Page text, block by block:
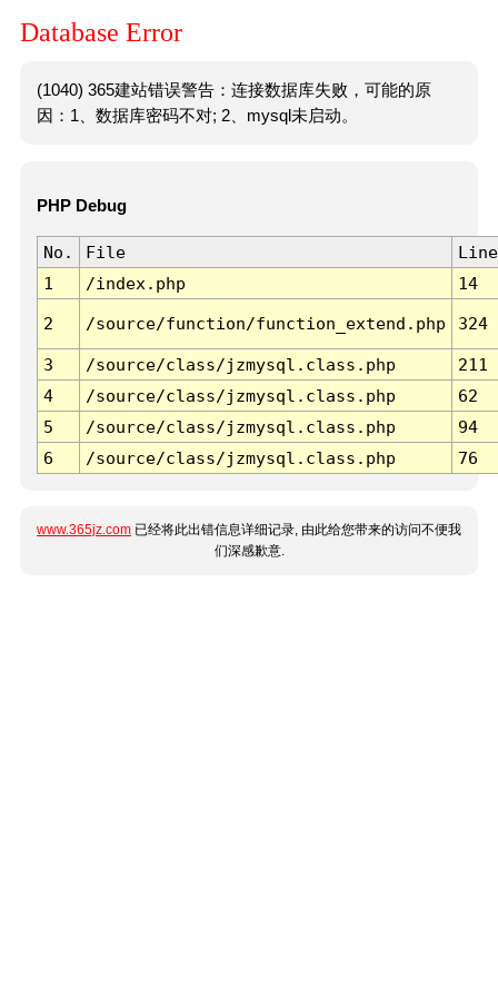
Database Error
(1040) 365建站错误警告：连接数据库失败，可能的原
因：1、数据库密码不对; 2、mysql未启动。
PHP Debug
No. File
Line
1
/index.php 14
2 /source/function/function_extend.php 324
3 /source/class/jzmysql.class.php
211
4
/source/class/jzmysql.class.php
62
5
/source/class/jzmysql.class.php
94
6
/source/class/jzmysql.class.php 76
www.365jz.com 已经将此出错信息详细记录, 由此给您带来的访问不便我
们深感歉意.